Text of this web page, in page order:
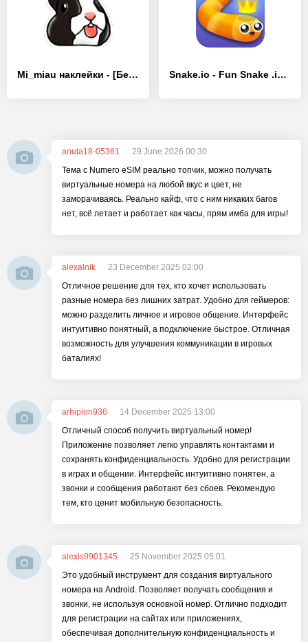
Mi_miau наклейки - [Без рекламы] Snake.io - Fun Snake .io Games
anuta18-05361
29 June 2026 00:30
Тема с Numero eSIM реально топчик, можно получать
виртуальные номера на любой вкус и цвет, не
заморачиваясь. Реально кайф, что с ним никаких багов
нет, всё летает и работает как часы, прям имба для игры!
alexalnik
23 December 2025 02:00
Отличное решение для тех, кто хочет использовать
разные номера без лишних затрат. Удобно для геймеров:
можно разделить личное и игровое общение. Интерфейс
интуитивно понятный, а подключение быстрое. Отличная
возможность для улучшения коммуникации в игровых
баталиях!
arhipion936
14 December 2025 13:00
Отличный способ получить виртуальный номер!
Приложение позволяет легко управлять контактами и
сохранять конфиденциальность. Удобно для регистрации
в играх и общении. Интерфейс интуитивно понятен, а
звонки и сообщения работают без сбоев. Рекомендую
тем, кто ценит мобильную безопасность.
alexis9901345
25 November 2025 05:01
Это удобный инструмент для создания виртуального
номера на Android. Позволяет получать сообщения и
звонки, не используя основной номер. Отлично подходит
для регистрации на сайтах или приложениях,
обеспечивая дополнительную конфиденциальность и